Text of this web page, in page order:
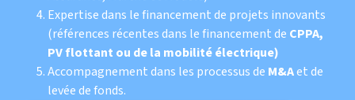
Expertise dans le financement de projets innovants
(références récentes dans le financement de CPPA,
PV flottant ou de la mobilité électrique)
Accompagnement dans les processus de M&Aet de
levée de fonds.